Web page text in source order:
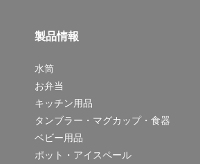
製品情報
水筒
お弁当
キッチン用品
タンブラー・マグカップ・食器
ベビー用品
ポット・アイスペール